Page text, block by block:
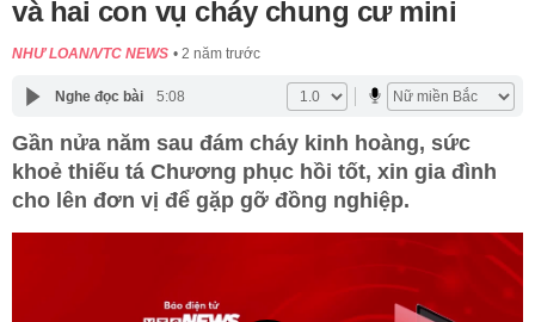
và hai con vụ cháy chung cư mini
NHƯ LOAN/VTC NEWS 2 năm trước
Nghe đọc bài 5:08
Gần nửa năm sau đám cháy kinh hoàng, sức
khoẻ thiếu tá Chương phục hồi tốt, xin gia đình
cho lên đơn vị để gặp gỡ đồng nghiệp.